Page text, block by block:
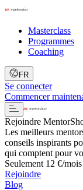
Masterclass
Programmes
Coaching
FR
Se connecter
Commencer
Rejoindre
Les meilleurs
conseils inspirants
qui comptent pour
Seulement 12 €/mois
Rejoindre
Blog